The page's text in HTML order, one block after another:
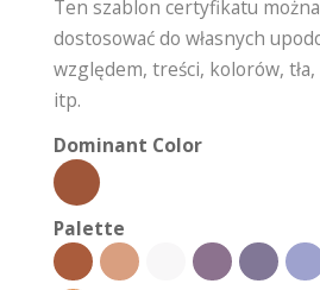
Ten szablon certyfikatu
dostosować do własnych
względem, treści, kolorów,
itp.
Dominant Color
Palette